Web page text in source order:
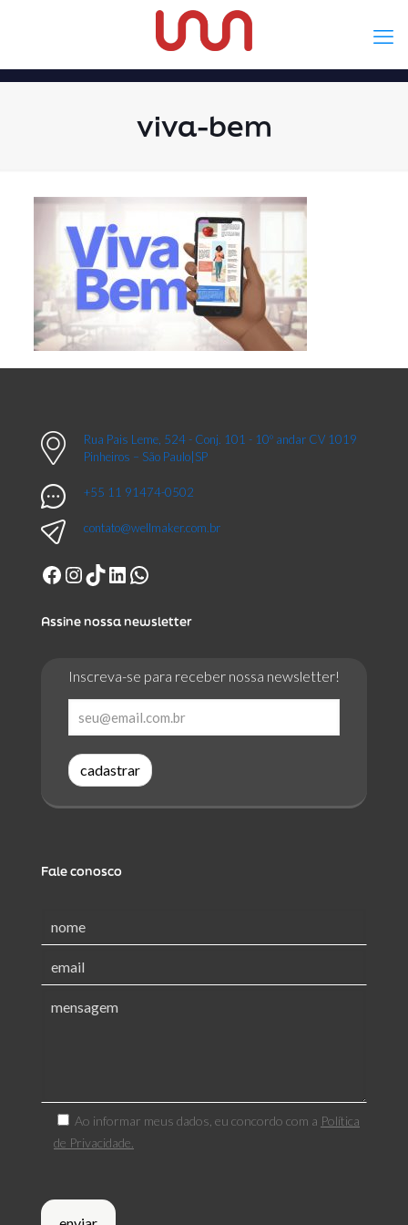
viva-bem
Rua Pais Leme, 524 - Conj. 101 - 10º andar CV 1019
Pinheiros – São Paulo|SP
+55 11 91474-0502
contato@wellmaker.com.br
Facebook
Instagram
TikTok
LinkedIn
WhatsApp
Assine nossa newsletter
Inscreva-se para receber nossa newsletter!
cadastrar
Fale conosco
Ao informar meus dados, eu concordo com a Política
de Privacidade.